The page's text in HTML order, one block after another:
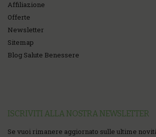
Affiliazione
Offerte
Newsletter
Sitemap
Blog Salute Benessere
ISCRIVITI ALLA NOSTRA NEWSLETTER
Se vuoi rimanere aggiornato sulle ultime